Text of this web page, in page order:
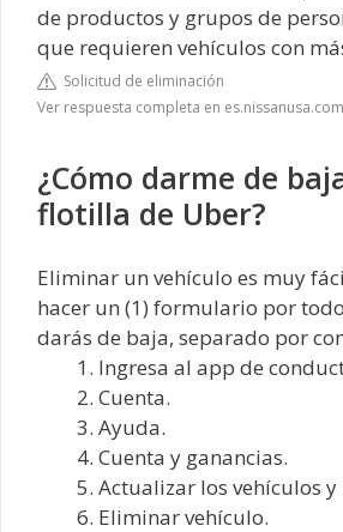
de productos y grupos de
que requieren vehículos con
Solicitud de eliminación
Ver respuesta completa en es.nissanusa.com
¿Cómo darme de
flotilla de Uber?
Eliminar un vehículo es muy
hacer un (1) formulario por
darás de baja, separado por
Ingresa al app de
Cuenta.
Ayuda.
Cuenta y ganancias.
Actualizar los vehículos
Eliminar vehículo.